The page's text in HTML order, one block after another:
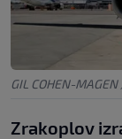
GIL COHEN-
Zrakoplov